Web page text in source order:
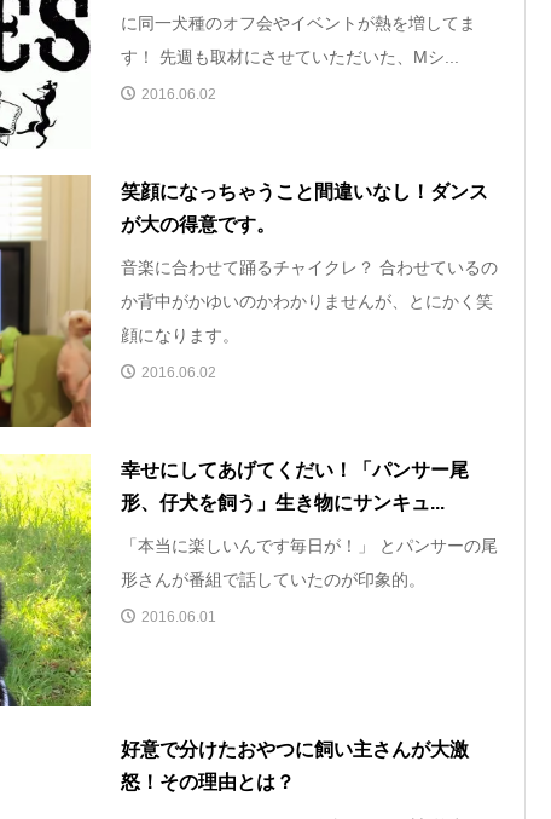
に同一犬種のオフ会やイベントが熱を増してま
す！ 先週も取材にさせていただいた、Mシ...
2016.06.02
笑顔になっちゃうこと間違いなし！ダンス
が大の得意です。
音楽に合わせて踊るチャイクレ？ 合わせているの
か背中がかゆいのかわかりませんが、とにかく笑
顔になります。
2016.06.02
幸せにしてあげてくだい！「パンサー尾
形、仔犬を飼う」生き物にサンキュ...
「本当に楽しいんです毎日が！」 とパンサーの尾
形さんが番組で話していたのが印象的。
2016.06.01
好意で分けたおやつに飼い主さんが大激
怒！その理由とは？